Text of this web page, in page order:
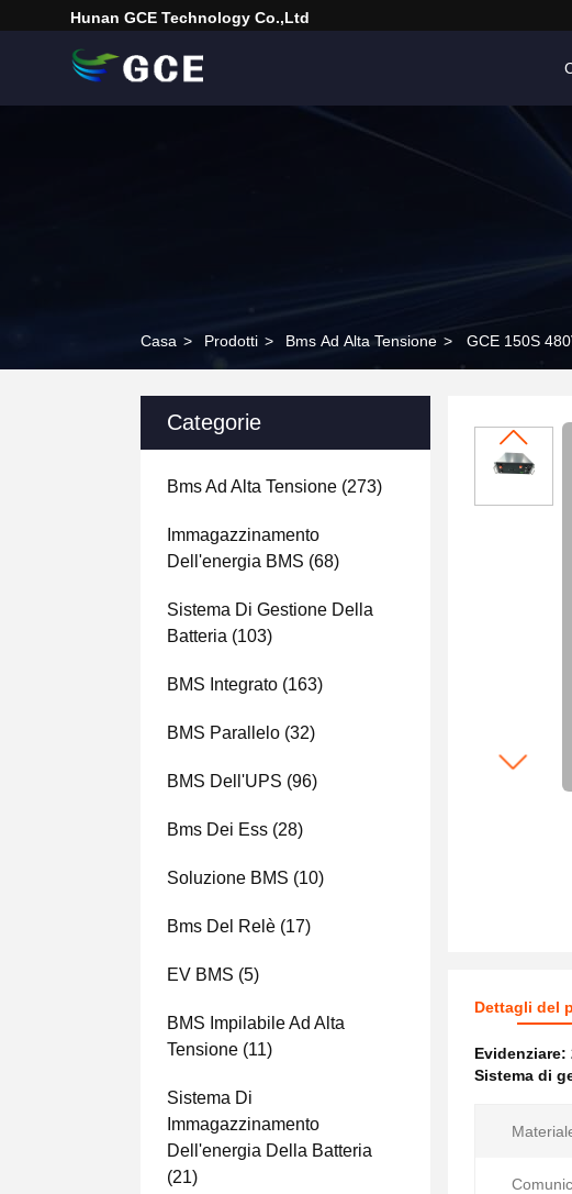
Hunan GCE Technology Co.,Ltd
Casa > Prodotti > Bms Ad Alta Tensione > GCE 150S
Categorie
Bms Ad Alta Tensione (273)
Immagazzinamento
Dell'energia BMS (68)
Sistema Di Gestione Della
Batteria (103)
BMS Integrato (163)
BMS Parallelo (32)
BMS Dell'UPS (96)
Bms Dei Ess (28)
Soluzione BMS (10)
Bms Del Relè (17)
EV BMS (5)
BMS Impilabile Ad Alta
Tensione (11)
Sistema Di
Immagazzinamento
Dell'energia Della Batteria
(21)
Dettagli del
Evidenziare:
Sistema di